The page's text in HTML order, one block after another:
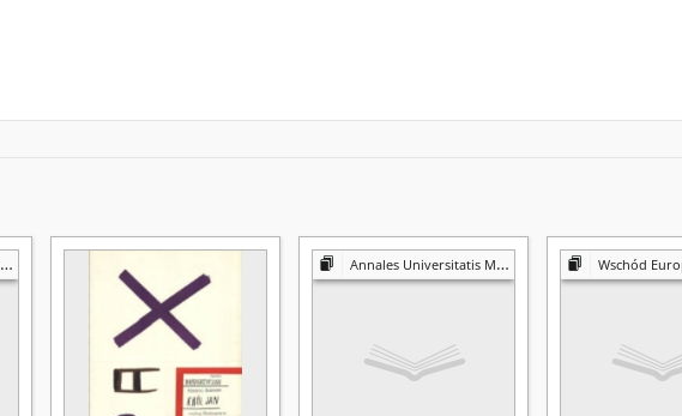
Annales Universitatis Mariae Curie-Skłodowska. Sectio K, Politologia Wschód